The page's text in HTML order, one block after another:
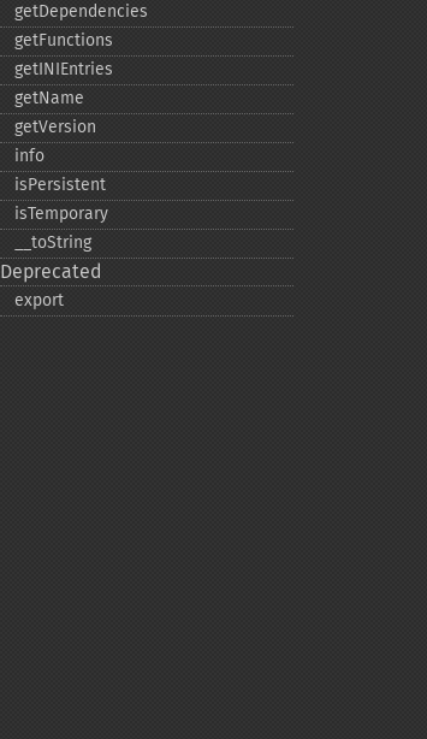
getDependencies
getFunctions
getINIEntries
getName
getVersion
info
isPersistent
isTemporary
_​_​toString
Deprecated
export